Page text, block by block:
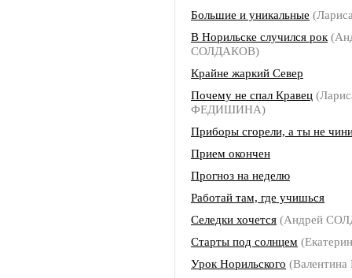
Большие и уникальные
В Норильске случился рок
СОЛДАКОВ)
Крайне жаркий Север
Почему не спал Кравец
ФЕДИШИНА)
Приборы сгорели, а ты не
Прием окончен
Прогноз на неделю
Работай там, где учишься
Селедки хочется (Андрей
Старты под солнцем
Урок Норильского